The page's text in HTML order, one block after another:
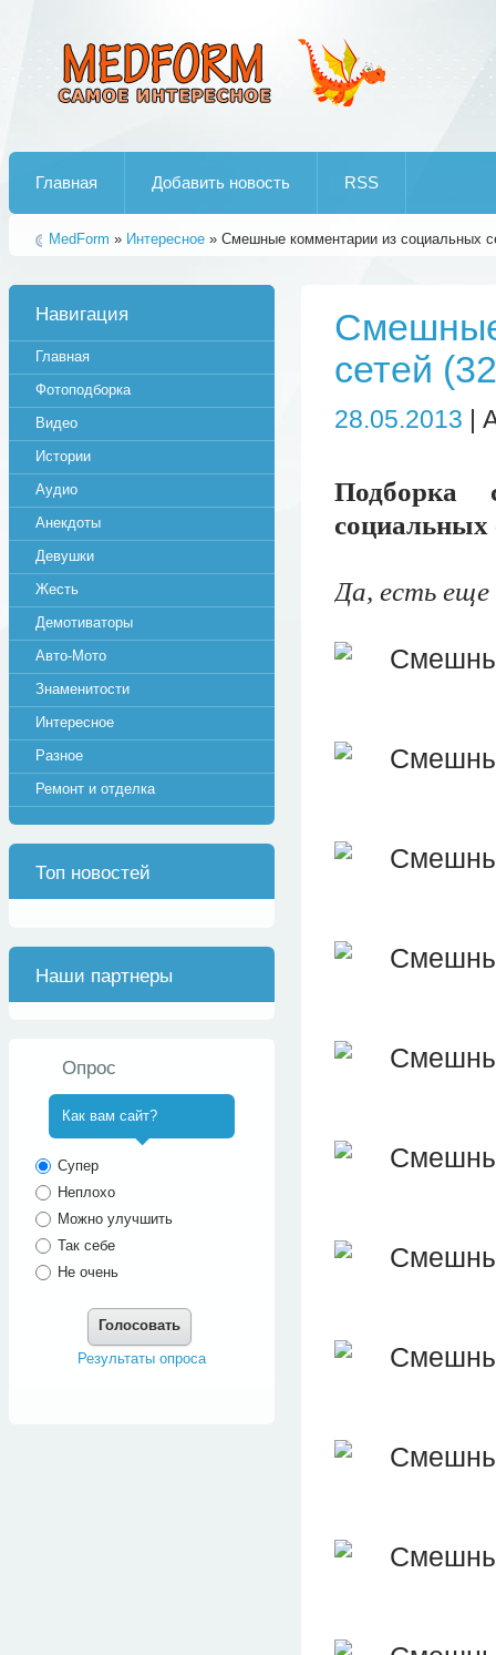
Главная Добавить новость RSS
MedForm » Интересное » Смешные комментарии из социальных
сетей
28.05.2013 |
Подборка
социальных
Да, есть еще
Навигация
Главная
Фотоподборка
Видео
Истории
Аудио
Анекдоты
Девушки
Жесть
Демотиваторы
Авто-Мото
Знаменитости
Интересное
Разное
Ремонт и отделка
Топ новостей
Наши партнеры
Опрос
Как вам сайт?
Супер
Неплохо
Можно улучшить
Так себе
Не очень
Голосовать
Результаты опроса